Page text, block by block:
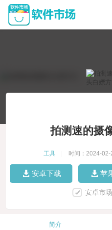
拍测速的摄
工具 时间：2024-02-
安卓下载 苹
安卓市
简介